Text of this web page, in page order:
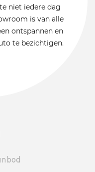
niet iedere dag
is van alle
ontspannen en
te bezichtigen.